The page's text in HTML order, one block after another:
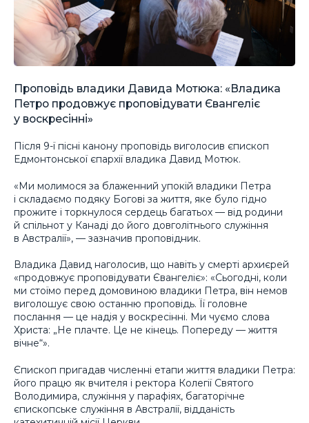
Проповідь владики Давида Мотюка: «Владика
Петро продовжує проповідувати Євангеліє
у воскресінні»
Після 9-ї пісні канону проповідь виголосив єпископ
Едмонтонської єпархії владика Давид Мотюк.
«Ми молимося за блаженний упокій владики Петра
і складаємо подяку Богові за життя, яке було гідно
прожите і торкнулося сердець багатьох — від родини
й спільнот у Канаді до його довголітнього служіння
в Австралії», — зазначив проповідник.
Владика Давид наголосив, що навіть у смерті архиєрей
«продовжує проповідувати Євангеліє»: «Сьогодні, коли
ми стоїмо перед домовиною владики Петра, він немов
виголошує свою останню проповідь. Її головне
послання — це надія у воскресінні. Ми чуємо слова
Христа: „Не плачте. Це не кінець. Попереду — життя
вічне“».
Єпископ пригадав численні етапи життя владики Петра:
його працю як вчителя і ректора Колегії Святого
Володимира, служіння у парафіях, багаторічне
єпископське служіння в Австралії, відданість